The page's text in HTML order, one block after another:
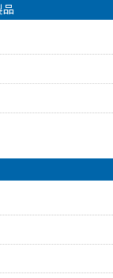
品